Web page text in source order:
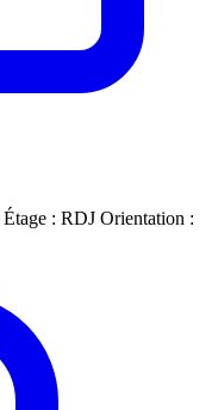
Étage : RDJ Orientation :